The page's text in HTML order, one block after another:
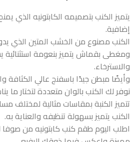
يتميز الكنب بتصميمه الكابتونيه الذي
إضافية.
الكنب مصنوع من الخشب المتين الذي
ومغطى بقماش يتميز بنعومة استثنائية
والاسترخاء.
وأيضًا مبطن جيدًا باسفنج عالي الكثافة
نوفر لك الكنب بالوان متعددة لتختار
تتميز الكنبة بمقاسات مثالية لمختلف
الكنب يتميز بسهولة تنظيفه والعناية به.
اطلب اليوم طقم كنب كابتونيه من